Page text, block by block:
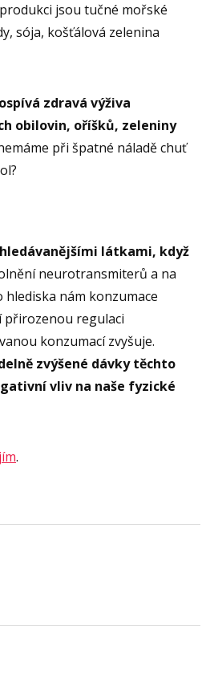
jsou tučné mořské
sója, košťálová zelenina
zdravá výživa
obilovin, oříšků, zeleniny
při špatné náladě chuť
látkami, když
neurotransmiterů a na
hlediska nám konzumace
regulaci
konzumací zvyšuje.
zvýšené dávky těchto
vliv na naše fyzické
.